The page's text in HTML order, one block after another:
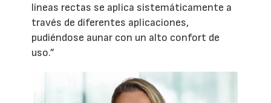
líneas rectas se aplica sistemáticamente a
través de diferentes aplicaciones,
pudiéndose aunar con un alto confort de
uso.”